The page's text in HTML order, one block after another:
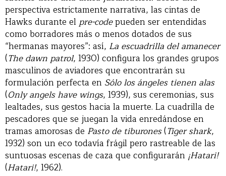
perspectiva estrictamente narrativa, las cintas de
Hawks durante elpre-codepueden ser entendidas
como borradores más o menos dotados de sus
“hermanas mayores”: así, La escuadrilla del amanecer
(The dawn patrol, 1930) configura los grandes grupos
masculinos de aviadores que encontrarán su
formulación perfecta en Sólo los ángeles tienen alas
(Only angels have wings, 1939), sus ceremonias, sus
lealtades, sus gestos hacia la muerte. La cuadrilla de
pescadores que se juegan la vida enredándose en
tramas amorosas de Pasto de tiburones(Tiger shark,
1932) son un eco todavía frágil pero rastreable de las
suntuosas escenas de caza que configurarán ¡Hatari!
(Hatari!, 1962).